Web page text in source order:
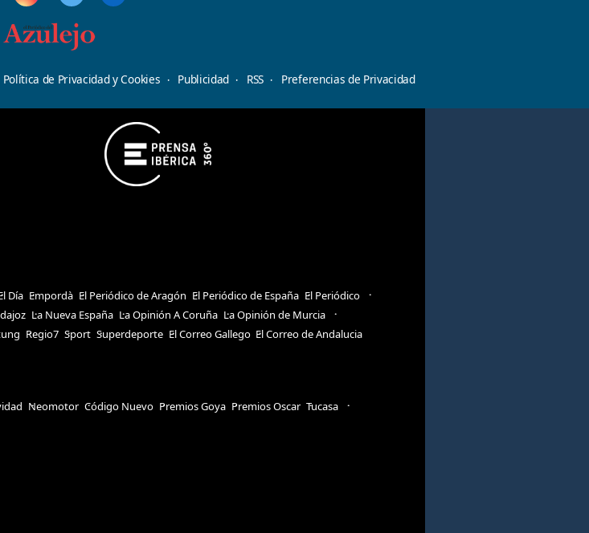
Política de Privacidad y Cookies Publicidad RSS Preferencias de Privacidad
Día Empordà El Periódico de Aragón El Periódico de España El Periódico
La Nueva España La Opinión A Coruña La Opinión de Murcia
Regio7 Sport Superdeporte El Correo Gallego El Correo de Andalucia
Neomotor Código Nuevo Premios Goya Premios Oscar Tucasa